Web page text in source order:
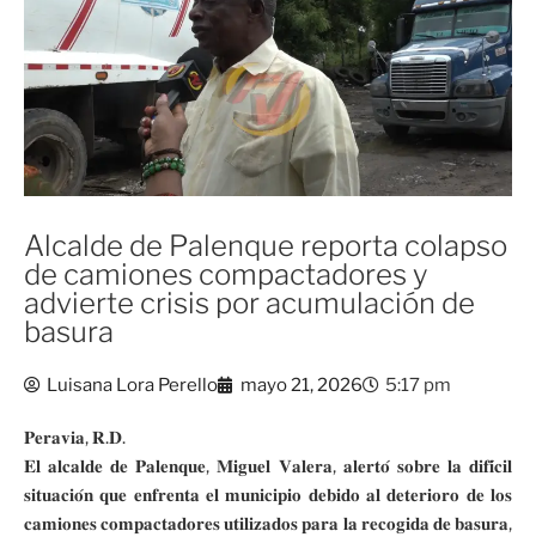
Alcalde de Palenque reporta colapso
de camiones compactadores y
advierte crisis por acumulación de
basura
Luisana Lora Perello mayo 21, 2026 5:17 pm
𝐏𝐞𝐫𝐚𝐯𝐢𝐚, 𝐑.𝐃.
𝐄𝐥 𝐚𝐥𝐜𝐚𝐥𝐝𝐞 𝐝𝐞 𝐏𝐚𝐥𝐞𝐧𝐪𝐮𝐞, 𝐌𝐢𝐠𝐮𝐞𝐥 𝐕𝐚𝐥𝐞𝐫𝐚, 𝐚𝐥𝐞𝐫𝐭𝐨́ 𝐬𝐨𝐛𝐫𝐞 𝐥𝐚 𝐝𝐢𝐟𝐢́𝐜𝐢𝐥
𝐬𝐢𝐭𝐮𝐚𝐜𝐢𝐨́𝐧 𝐪𝐮𝐞 𝐞𝐧𝐟𝐫𝐞𝐧𝐭𝐚 𝐞𝐥 𝐦𝐮𝐧𝐢𝐜𝐢𝐩𝐢𝐨 𝐝𝐞𝐛𝐢𝐝𝐨 𝐚𝐥 𝐝𝐞𝐭𝐞𝐫𝐢𝐨𝐫𝐨 𝐝𝐞 𝐥𝐨𝐬
𝐜𝐚𝐦𝐢𝐨𝐧𝐞𝐬 𝐜𝐨𝐦𝐩𝐚𝐜𝐭𝐚𝐝𝐨𝐫𝐞𝐬 𝐮𝐭𝐢𝐥𝐢𝐳𝐚𝐝𝐨𝐬 𝐩𝐚𝐫𝐚 𝐥𝐚 𝐫𝐞𝐜𝐨𝐠𝐢𝐝𝐚 𝐝𝐞 𝐛𝐚𝐬𝐮𝐫𝐚,